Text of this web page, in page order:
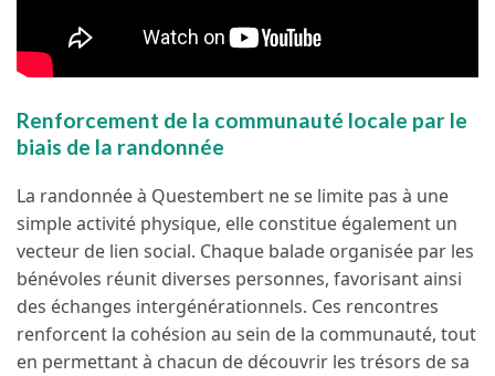
Renforcement de la communauté locale par le
biais de la randonnée
La randonnée à Questembert ne se limite pas à une
simple activité physique, elle constitue également un
vecteur de lien social. Chaque balade organisée par les
bénévoles réunit diverses personnes, favorisant ainsi
des échanges intergénérationnels. Ces rencontres
renforcent la cohésion au sein de la communauté, tout
en permettant à chacun de découvrir les trésors de sa